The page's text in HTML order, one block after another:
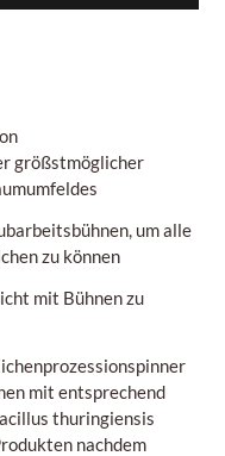
größstmöglicher
um alle
zu können
mit Bühnen zu
mit entsprechend
thuringiensis
nachdem